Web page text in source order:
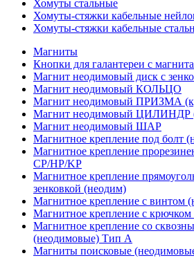
Хомуты стальные
Хомуты-стяжки кабельные
Хомуты-стяжки кабельные
Магниты
Кнопки для галантереи с
Магнит неодимовый диск с
Магнит неодимовый КОЛЬЦО
Магнит неодимовый ПРИЗМА
Магнит неодимовый ЦИЛИНДР
Магнит неодимовый ШАР
Магнитное крепление под болт
Магнитное крепление
CP/HP/KP
Магнитное крепление
зенковкой (неодим)
Магнитное крепление с винтом
Магнитное крепление с
Магнитное крепление со
(неодимовые) Тип А
Магниты поисковые